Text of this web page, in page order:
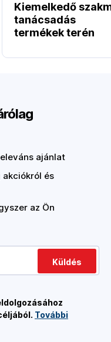
Kiemelkedő
tanácsadás
termékek terén
ajánlat
akciókról és
az Ön
Küldés
További